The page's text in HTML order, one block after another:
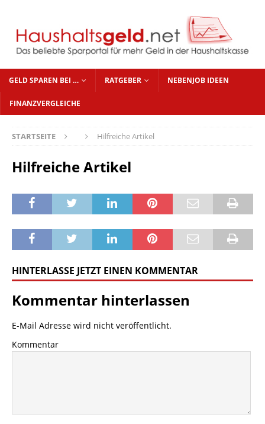
GELD SPAREN BEI … RATGEBER NEBENJOB IDEEN
FINANZVERGLEICHE
STARTSEITE Hilfreiche Artikel
Hilfreiche Artikel
HINTERLASSE JETZT EINEN KOMMENTAR
Kommentar hinterlassen
E-Mail Adresse wird nicht veröffentlicht.
Kommentar